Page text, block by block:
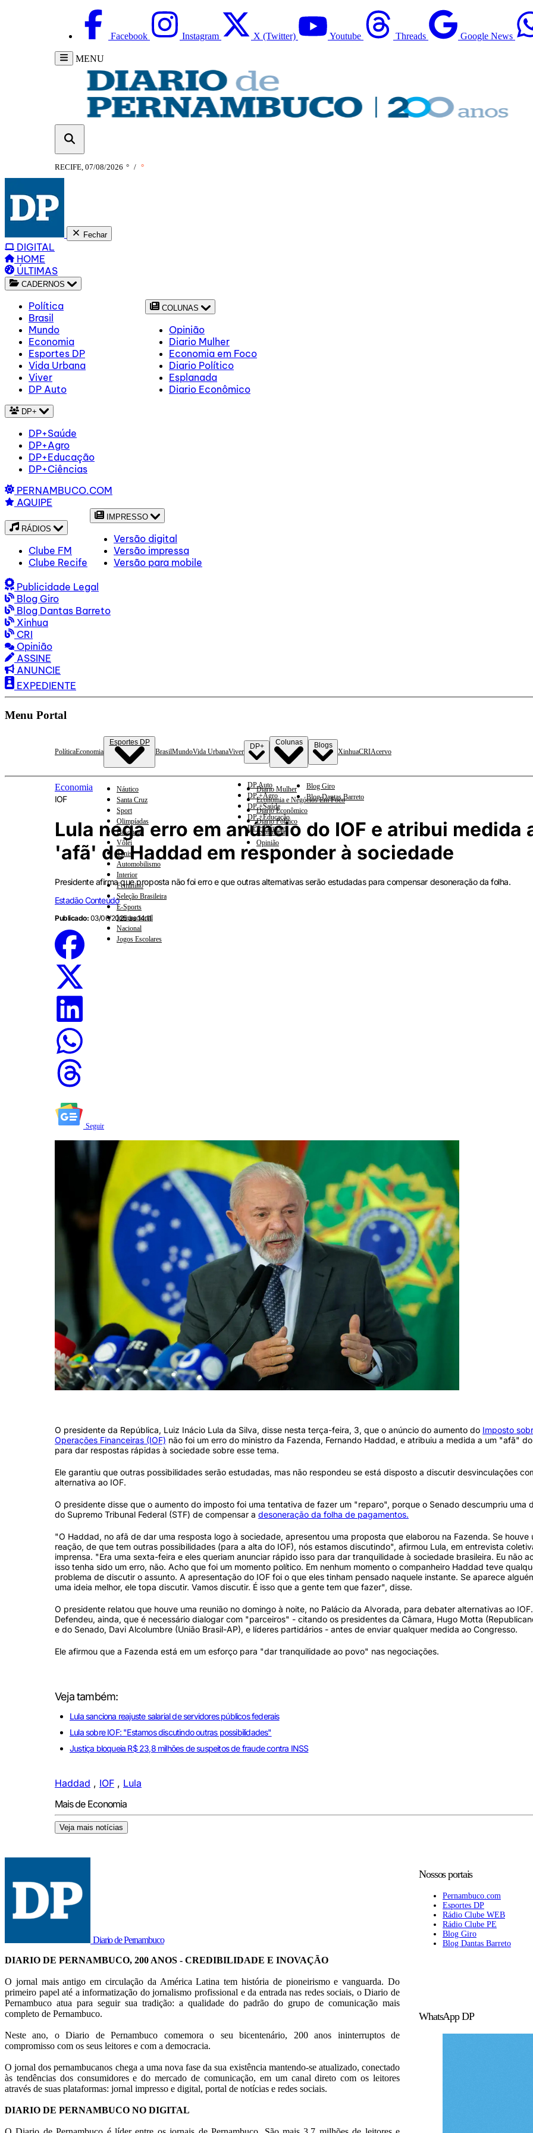
Facebook Instagram X (Twitter) Youtube Threads Google News
MENU
RECIFE, 07/08/2026 ° / °
Fechar
DIGITAL
HOME
ÚLTIMAS
CADERNOS
Política
Brasil
Mundo
Economia
Esportes DP
Vida Urbana
Viver
DP Auto
COLUNAS
Opinião
Diario Mulher
Economia em Foco
Diario Político
Esplanada
Diario Econômico
DP+
DP+Saúde
DP+Agro
DP+Educação
DP+Ciências
PERNAMBUCO.COM
AQUIPE
RÁDIOS
Clube FM
Clube Recife
IMPRESSO
Versão digital
Versão impressa
Versão para mobile
Publicidade Legal
Blog Giro
Blog Dantas Barreto
Xinhua
CRI
Opinião
ASSINE
ANUNCIE
EXPEDIENTE
Menu Portal
PolíticaEconomia
Esportes DP
Náutico
Santa Cruz
Sport
Olimpíadas
Basquete
Vôlei
Tênis
Automobilismo
Interior
Feminino
Seleção Brasileira
E-Sports
Internacional
Nacional
Jogos Escolares
BrasilMundoVida UrbanaViver
DP+
DP Auto
DP +Agro
DP +Saúde
DP +Educação
DP +Ciências
Colunas
Diario Mulher
Economia e Negócios Em Foco
Diario Econômico
Diario Político
Esplanada
Opinião
Blogs
Blog Giro
Blog Dantas Barreto
XinhuaCRIAcervo
Economia
IOF
Lula nega erro em anúncio do IOF e atribui medida
'afã' de Haddad em responder à sociedade
Presidente afirma que proposta não foi erro e que outras alternativas serão estudadas para compensar desoneração da folha.
Estadão Conteúdo
Publicado: 03/06/2025 às 14:11
Seguir
O presidente da República, Luiz Inácio Lula da Silva, disse nesta terça-feira, 3, que o anúncio do aumento do Imposto
Operações Financeiras (IOF) não foi um erro do ministro da Fazenda, Fernando Haddad, e atribuiu a medida a um "afã"
para dar respostas rápidas à sociedade sobre esse tema.
Ele garantiu que outras possibilidades serão estudadas, mas não respondeu se está disposto a discutir desvinculações
alternativa ao IOF.
O presidente disse que o aumento do imposto foi uma tentativa de fazer um "reparo", porque o Senado descumpriu uma
do Supremo Tribunal Federal (STF) de compensar a desoneração da folha de pagamentos.
"O Haddad, no afã de dar uma resposta logo à sociedade, apresentou uma proposta que elaborou na Fazenda. Se houve
reação, de que tem outras possibilidades (para a alta do IOF), nós estamos discutindo", afirmou Lula, em entrevista
imprensa. "Era uma sexta-feira e eles queriam anunciar rápido isso para dar tranquilidade à sociedade brasileira. Eu não
isso tenha sido um erro, não. Acho que foi um momento político. Em nenhum momento o companheiro Haddad teve
problema de discutir o assunto. A apresentação do IOF foi o que eles tinham pensado naquele instante. Se aparece
uma ideia melhor, ele topa discutir. Vamos discutir. É isso que a gente tem que fazer", disse.
O presidente relatou que houve uma reunião no domingo à noite, no Palácio da Alvorada, para debater alternativas ao IOF.
Defendeu, ainda, que é necessário dialogar com "parceiros" - citando os presidentes da Câmara, Hugo Motta
e do Senado, Davi Alcolumbre (União Brasil-AP), e líderes partidários - antes de enviar qualquer medida ao Congresso.
Ele afirmou que a Fazenda está em um esforço para "dar tranquilidade ao povo" nas negociações.
Veja também:
Lula sanciona reajuste salarial de servidores públicos federais
Lula sobre IOF: "Estamos discutindo outras possibilidades"
Justiça bloqueia R$ 23,8 milhões de suspeitos de fraude contra INSS
Haddad , IOF , Lula
Mais de Economia
Veja mais notícias
Diario de Pernambuco
DIARIO DE PERNAMBUCO, 200 ANOS - CREDIBILIDADE E INOVAÇÃO
O jornal mais antigo em circulação da América Latina tem história de pioneirismo e vanguarda. Do
primeiro papel até a informatização do jornalismo profissional e da entrada nas redes sociais, o Diario de
Pernambuco atua para seguir sua tradição: a qualidade do padrão do grupo de comunicação mais
completo de Pernambuco.
Neste ano, o Diario de Pernambuco comemora o seu bicentenário, 200 anos ininterruptos de
compromisso com os seus leitores e com a democracia.
O jornal dos pernambucanos chega a uma nova fase da sua existência mantendo-se atualizado, conectado
às tendências dos consumidores e do mercado de comunicação, em um canal direto com os leitores
através de suas plataformas: jornal impresso e digital, portal de notícias e redes sociais.
DIARIO DE PERNAMBUCO NO DIGITAL
Nossos portais
Pernambuco.com
Esportes DP
Rádio Clube WEB
Rádio Clube PE
Blog Giro
Blog Dantas Barreto
WhatsApp DP